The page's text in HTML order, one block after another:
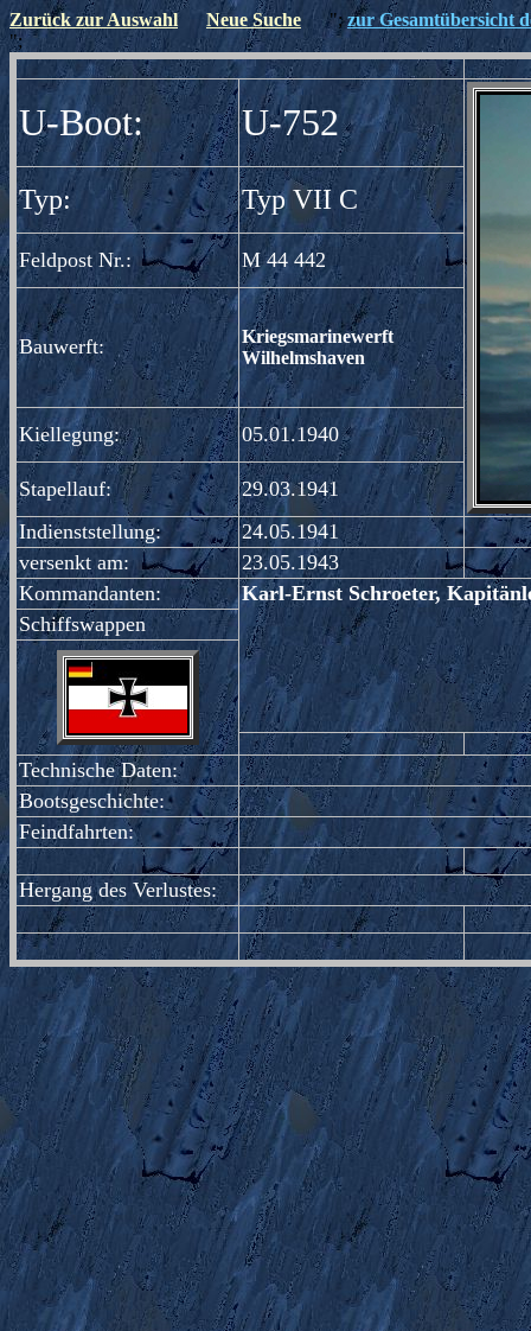
Zurück zur Auswahl Neue Suche ";zur Gesamtübersicht
";
U-Boot: U-752
Typ: Typ VII C
Feldpost Nr.: M 44 442
Bauwerft:
Kriegsmarinewerft
Wilhelmshaven
Kiellegung: 05.01.1940
Stapellauf:
29.03.1941
Indienststellung:
24.05.1941
versenkt am:
23.05.1943
Kommandanten:
Karl-Ernst Schroeter,
Schiffswappen
Technische Daten:
Bootsgeschichte:
Feindfahrten:
Hergang des Verlustes: